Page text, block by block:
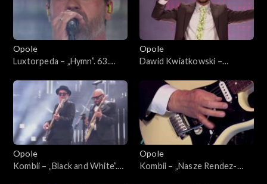
„Dobrostan”, „Światło”, „Sexi
flexi”. 63. KFPP: Koncert
„SuperJedynki”
Opole
Luxtorpeda – „Hymn”. 63.
„SuperJedynki”
Opole
Dawid Kwiatkowski –
niebo”, „Proste”. 63. KFPP:
Koncert „SuperJedynki”
Opole
Kombii – „Black and White”.
Opole
Kombii – „Nasze Rendez-